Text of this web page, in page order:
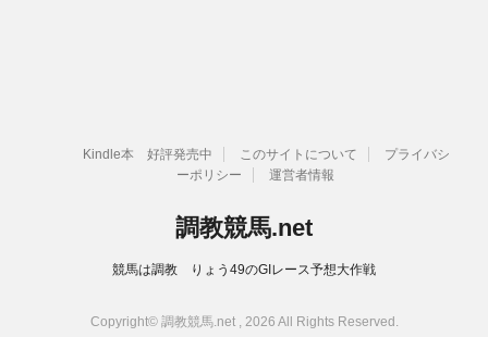
Kindle本 好評発売中 このサイトについて
プライバシ
ーポリシー
運営者情報
調教競馬.net
競馬は調教 りょう49のGIレース予想大作戦
Copyright© 調教競馬.net , 2026 All Rights Reserved.